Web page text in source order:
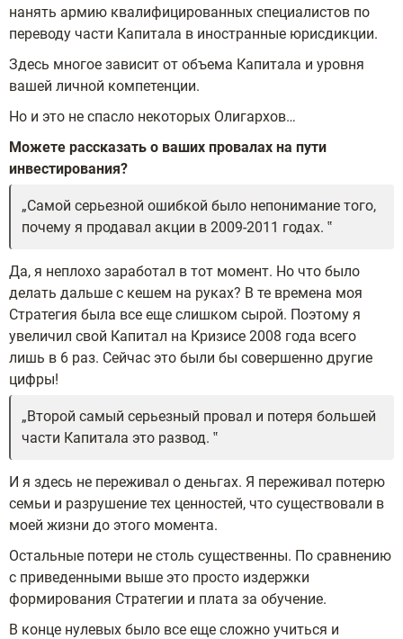
нанять армию квалифицированных специалистов по
переводу части Капитала в иностранные юрисдикции.
Здесь многое зависит от объема Капитала и уровня
вашей личной компетенции.
Но и это не спасло некоторых Олигархов…
Можете рассказать о ваших провалах на пути
инвестирования?
Самой серьезной ошибкой было непонимание того,
почему я продавал акции в 2009-2011 годах.
Да, я неплохо заработал в тот момент. Но что было
делать дальше с кешем на руках? В те времена моя
Стратегия была все еще слишком сырой. Поэтому я
увеличил свой Капитал на Кризисе 2008 года всего
лишь в 6 раз. Сейчас это были бы совершенно другие
цифры!
Второй самый серьезный провал и потеря большей
части Капитала это развод.
И я здесь не переживал о деньгах. Я переживал потерю
семьи и разрушение тех ценностей, что существовали в
моей жизни до этого момента.
Остальные потери не столь существенны. По сравнению
с приведенными выше это просто издержки
формирования Стратегии и плата за обучение.
В конце нулевых было все еще сложно учиться и